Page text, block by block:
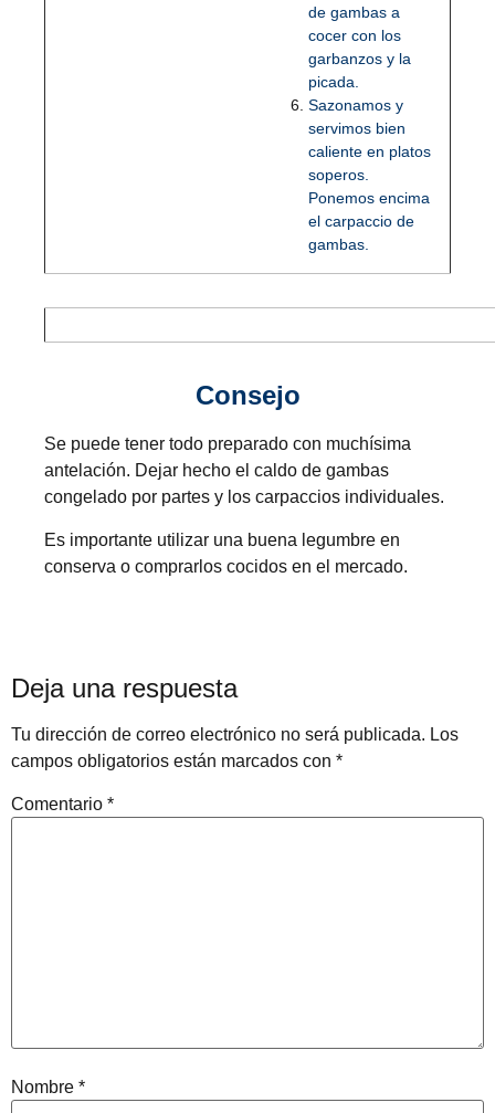
de gambas a
cocer con los
garbanzos y la
picada.
Sazonamos y
servimos bien
caliente en platos
soperos.
Ponemos encima
el carpaccio de
gambas.
Consejo
Se puede tener todo preparado con muchísima
antelación. Dejar hecho el caldo de gambas
congelado por partes y los carpaccios individuales.
Es importante utilizar una buena legumbre en
conserva o comprarlos cocidos en el mercado.
Deja una respuesta
Tu dirección de correo electrónico no será publicada. Los
campos obligatorios están marcados con *
Comentario *
Nombre *